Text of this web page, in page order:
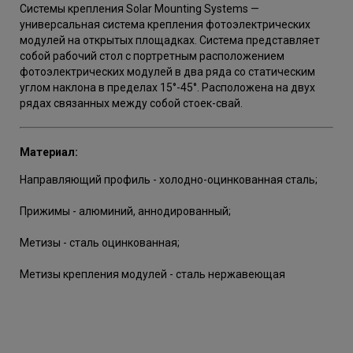
Системы крепления Solar Mounting Systems —
универсальная система крепления фотоэлектрических
модулей на открытых площадках. Система представляет
собой рабочий стол с портретным расположением
фотоэлектрических модулей в два ряда со статическим
углом наклона в пределах 15°-45°. Расположена на двух
рядах связанных между собой стоек-свай.
Материал:
Направляющий профиль - холодно-оцинкованная сталь;
Прижимы - алюминий, аннодированный;
Метизы - сталь оцинкованная;
Метизы крепления модулей - сталь нержавеющая